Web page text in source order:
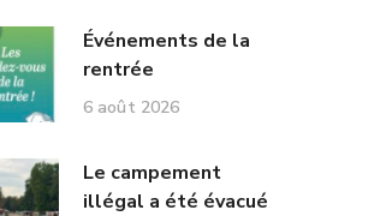
Événements de la
rentrée
6 août 2026
Le campement
illégal a été évacué